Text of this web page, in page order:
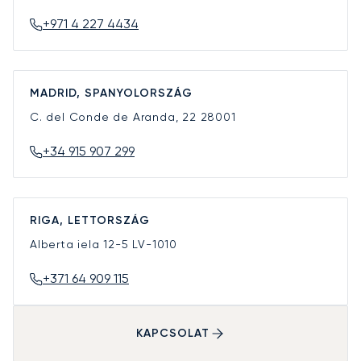
+971 4 227 4434
MADRID, SPANYOLORSZÁG
C. del Conde de Aranda, 22 28001
+34 915 907 299
RIGA, LETTORSZÁG
Alberta iela 12-5 LV-1010
+371 64 909 115
KAPCSOLAT